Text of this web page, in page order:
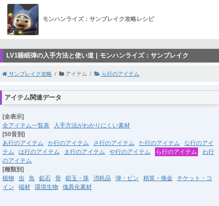
モンハンライズ：サンブレイク攻略レシピ
LV1睡眠弾の入手方法と使い道 | モンハンライズ：サンブレイク
サンブレイク攻略 アイテム ら行のアイテム
アイテム関連データ
[全表示]
全アイテム一覧表
入手方法がわかりにくい素材
[50音別]
あ行のアイテム
か行のアイテム さ行のアイテム た行のアイテム
な行のアイ
テム
は行のアイテム ま行のアイテム や行のアイテム ら行のアイテム
わ行
のアイテム
[種類別]
植物
虫 魚 鉱石 骨 鎧玉・珠 消耗品 弾・ビン 精算・換金
チケット・コ
イン
端材 環境生物 傀異化素材